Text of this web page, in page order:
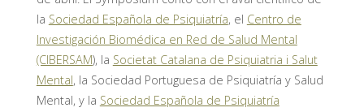
la Sociedad Española de Psiquiatría, el Centro de
Investigación Biomédica en Red de Salud Mental
(CIBERSAM), la Societat Catalana de Psiquiatria i Salut
Mental, la Sociedad Portuguesa de Psiquiatría y Salud
Mental, y la Sociedad Española de Psiquiatría